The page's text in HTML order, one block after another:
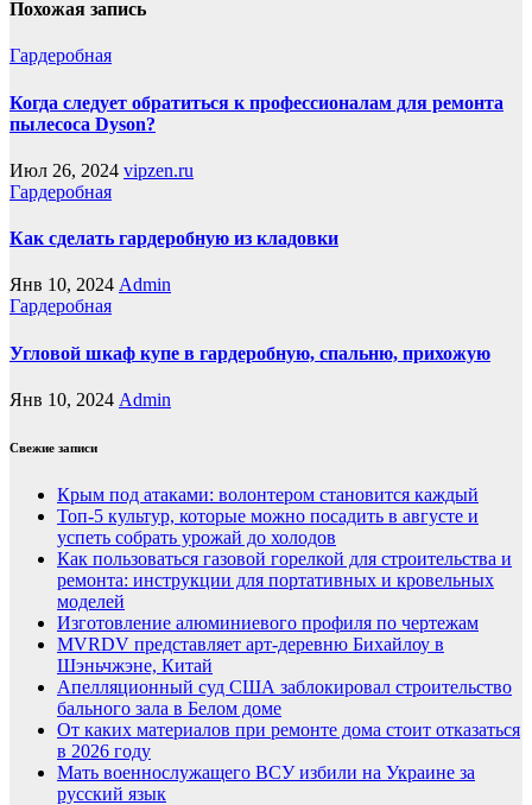
Похожая запись
Гардеробная
Когда следует обратиться к профессионалам для ремонта
пылесоса Dyson?
Июл 26, 2024 vipzen.ru
Гардеробная
Как сделать гардеробную из кладовки
Янв 10, 2024 Admin
Гардеробная
Угловой шкаф купе в гардеробную, спальню, прихожую
Янв 10, 2024 Admin
Свежие записи
Крым под атаками: волонтером становится каждый
Топ-5 культур, которые можно посадить в августе и
успеть собрать урожай до холодов
Как пользоваться газовой горелкой для строительства и
ремонта: инструкции для портативных и кровельных
моделей
Изготовление алюминиевого профиля по чертежам
MVRDV представляет арт-деревню Бихайлоу в
Шэньчжэне, Китай
Апелляционный суд США заблокировал строительство
бального зала в Белом доме
От каких материалов при ремонте дома стоит отказаться
в 2026 году
Мать военнослужащего ВСУ избили на Украине за
русский язык